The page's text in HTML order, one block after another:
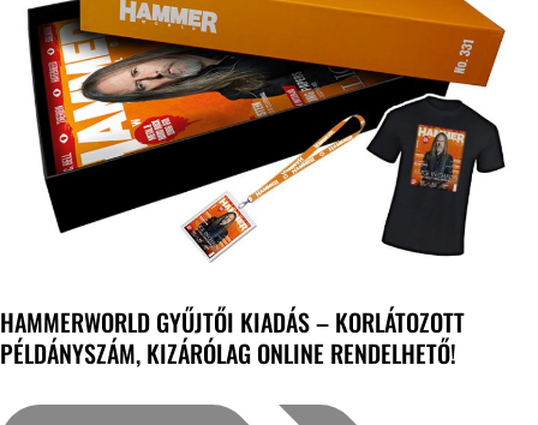
HAMMERWORLD GYŰJTŐI KIADÁS – KORLÁTOZOTT
PÉLDÁNYSZÁM, KIZÁRÓLAG ONLINE RENDELHETŐ!